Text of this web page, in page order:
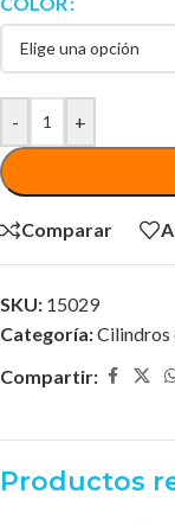
- +
Comparar
SKU: 15029
Categoría:Cilindros
Compartir:
Productos